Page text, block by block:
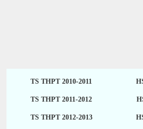
TS THPT 2010-2011
TS THPT 2011-2012
TS THPT 2012-2013